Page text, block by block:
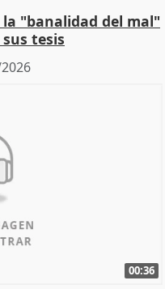
"banalidad del mal"
tesis
00:36